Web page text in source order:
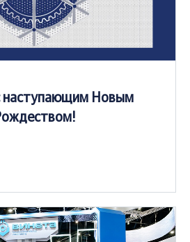
наступающим Новым